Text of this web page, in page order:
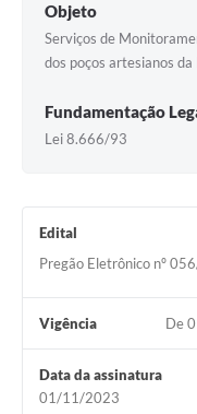
ITBI Online
Tramitação de Processos
Colégio Agrícola Municipal
Vigilância Ambiental em
Galeria de Fotos
Contratos
Objeto
Serviços de
dos poços artesianos
Fundamentação
Lei 8.666/93
Edital
Pregão Eletrônico nº
Vigência De
Data da assinatura
01/11/2023